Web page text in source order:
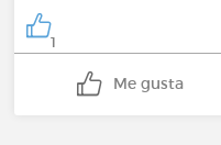
1
Me gusta